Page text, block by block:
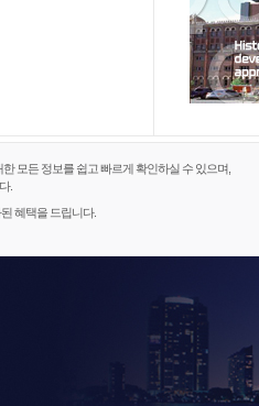
모든 정보를 쉽고 빠르게 확인하실 수 있으며,
.
혜택을 드립니다.